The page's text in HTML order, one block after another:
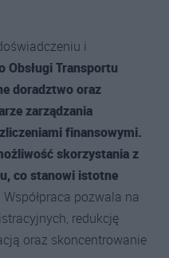
i
Obsługi Transportu
doradztwo oraz
zarządzania
finansowymi.
skorzystania z
co stanowi istotne
Współpraca pozwala na
redukcję
oraz skoncentrowanie